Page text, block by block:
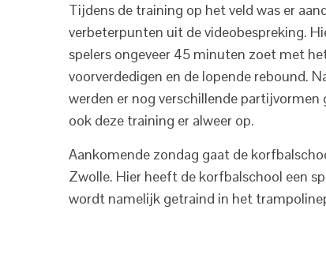
Tijdens de training op het veld was er
verbeterpunten uit de videobespreking.
spelers ongeveer 45 minuten zoet met
voorverdedigen en de lopende rebound.
werden er nog verschillende partijvormen
ook deze training er alweer op.
Aankomende zondag gaat de
Zwolle. Hier heeft de korfbalschool een
wordt namelijk getraind in het